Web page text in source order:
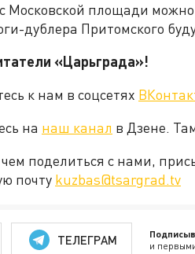
Московской площади
дублера Притомского
«Царьграда»!
к нам в соцсетях
на наш канал в Дзене.
чем поделиться с нами,
почту kuzbas@tsargrad.tv
ТЕЛЕГРАМ и